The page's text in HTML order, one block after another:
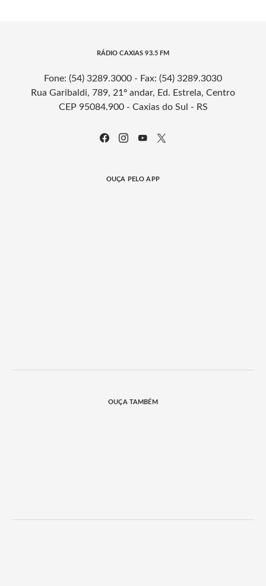
RÁDIO CAXIAS 93.5 FM
Fone: (54) 3289.3000 - Fax: (54) 3289.3030
Rua Garibaldi, 789, 21º andar, Ed. Estrela, Centro
CEP 95084.900 - Caxias do Sul - RS
OUÇA PELO APP
OUÇA TAMBÉM